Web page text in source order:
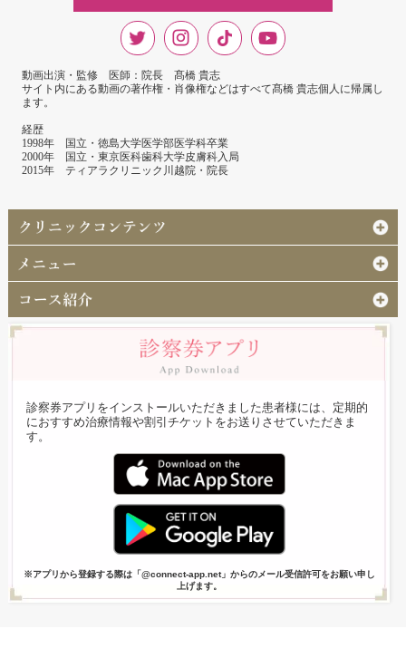
動画出演・監修 医師：院長 髙橋 貴志
サイト内にある動画の著作権・肖像権などはすべて髙橋 貴志個人に帰属し
ます。
経歴
1998年 国立・徳島大学医学部医学科卒業
2000年 国立・東京医科歯科大学皮膚科入局
2015年 ティアラクリニック川越院・院長
診察券アプリをインストールいただきました患者様には、定期的
におすすめ治療情報や割引チケットをお送りさせていただきま
す。
※アプリから登録する際は「@connect-app.net」からのメール受信許可をお願い申し
上げます。